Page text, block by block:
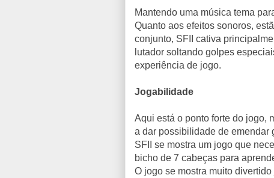
Mantendo uma música tema
Quanto aos efeitos sonoros,
conjunto, SFII cativa
lutador soltando golpes
experiência de jogo.
Jogabilidade
Aqui está o ponto forte do jogo,
a dar possibilidade de emendar
SFII se mostra um jogo que
bicho de 7 cabeças para
O jogo se mostra muito